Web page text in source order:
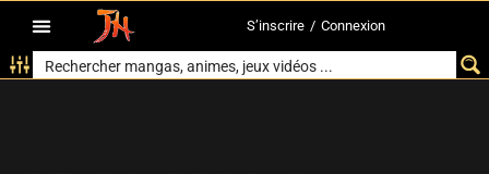
S’inscrire / Connexion